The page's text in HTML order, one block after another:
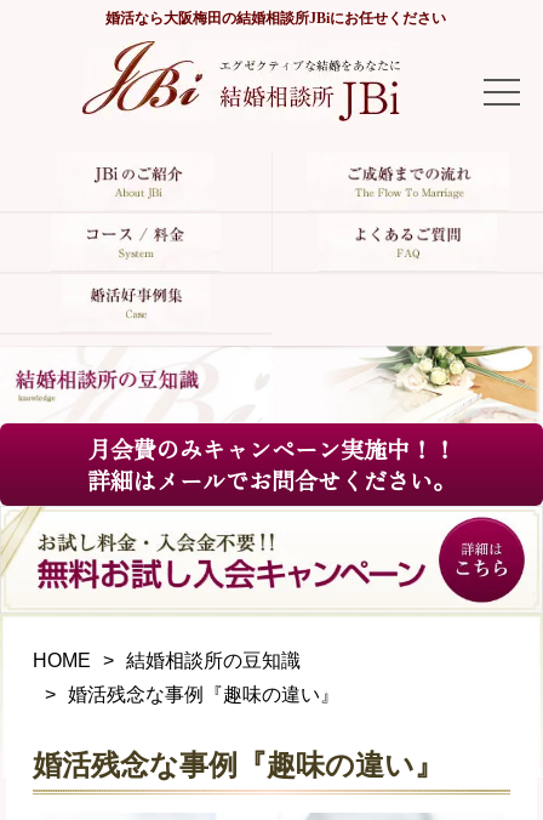
婚活なら大阪梅田の結婚相談所JBiにお任せください
TOP
婚活好事例集
月会費のみキャンペーン実施中！！
詳細はメールでお問合せください。
HOME
結婚相談所の豆知識
婚活残念な事例『趣味の違い』
婚活残念な事例『趣味の違い』